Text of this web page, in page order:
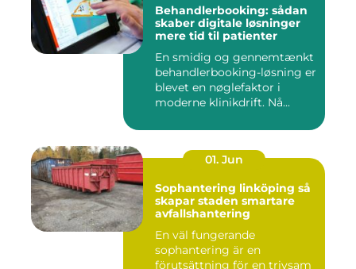
Behandlerbooking: sådan
skaber digitale løsninger
mere tid til patienter
En smidig og gennemtænkt
behandlerbooking-løsning er
blevet en nøglefaktor i
moderne klinikdrift. Nå...
01. Jun
Sophantering linköping så
skapar staden smartare
avfallshantering
En väl fungerande
sophantering är en
förutsättning för en trivsam